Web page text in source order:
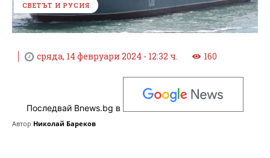
СВЕТЪТ И РУСИЯ
сряда, 14 февруари 2024 - 12:32 ч. 160
Последвай Bnews.bg в
Автор Николай Бареков